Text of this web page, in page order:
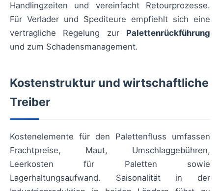
Handlingzeiten und vereinfacht Retourprozesse.
Für Verlader und Spediteure empfiehlt sich eine
vertragliche Regelung zur Palettenrückführung
und zum Schadensmanagement.
Kostenstruktur und wirtschaftliche
Treiber
Kostenelemente für den Palettenfluss umfassen
Frachtpreise, Maut, Umschlaggebühren,
Leerkosten für Paletten sowie
Lagerhaltungsaufwand. Saisonalität in der